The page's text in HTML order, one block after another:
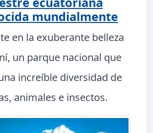
mundialmente
en la exuberante belleza
un parque nacional que
increíble diversidad de
animales e insectos.